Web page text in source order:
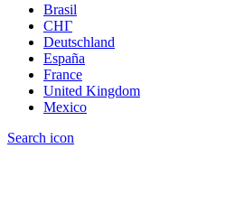
Brasil
СНГ
Deutschland
España
France
United Kingdom
Mexico
Search icon